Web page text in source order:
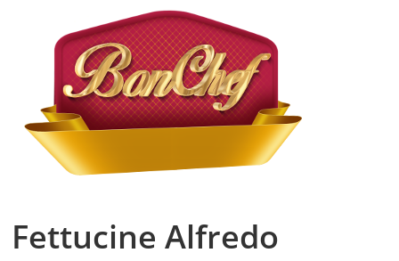
Fettucine Alfredo